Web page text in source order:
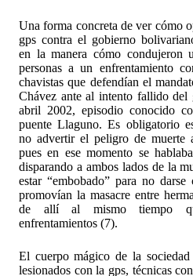
Una forma concreta de ver cómo
gps contra el gobierno
en la manera cómo condujeron
personas a un enfrentamiento
chavistas que defendían el
Chávez ante al intento fallido del
abril 2002, episodio conocido
puente Llaguno. Es obligatorio
no advertir el peligro de muerte
pues en ese momento se
disparando a ambos lados de la
estar “embobado” para no darse
promovían la masacre entre
de allí al mismo tiempo
enfrentamientos (7).
El cuerpo mágico de la
lesionados con la gps, técnicas